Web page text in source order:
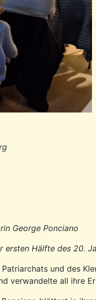
George Ponciano
Hälfte des 20.
und des
verwandelte all ihre